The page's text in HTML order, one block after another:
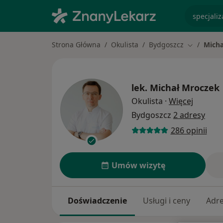
Strona Główna Okulista Bydgoszcz Zmień
lek. Michał Mroczek
Okulista · Więcej
Bydgoszcz 2 adresy
286 opinii
Umów wizytę
Doświadczenie Usługi i ceny